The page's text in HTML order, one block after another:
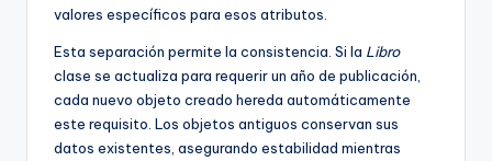
valores específicos para esos atributos.
Esta separación permite la consistencia. Si la Libro
clase se actualiza para requerir un año de publicación,
cada nuevo objeto creado hereda automáticamente
este requisito. Los objetos antiguos conservan sus
datos existentes, asegurando estabilidad mientras